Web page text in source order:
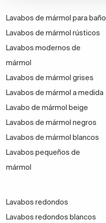
Lavabos de mármol para baño
Lavabos de mármol rústicos
Lavabos modernos de
mármol
Lavabos de mármol grises
Lavabos de mármol a medida
Lavabo de mármol beige
Lavabos de mármol negros
Lavabos de mármol blancos
Lavabos pequeños de
mármol
Lavabos redondos
Lavabos redondos blancos